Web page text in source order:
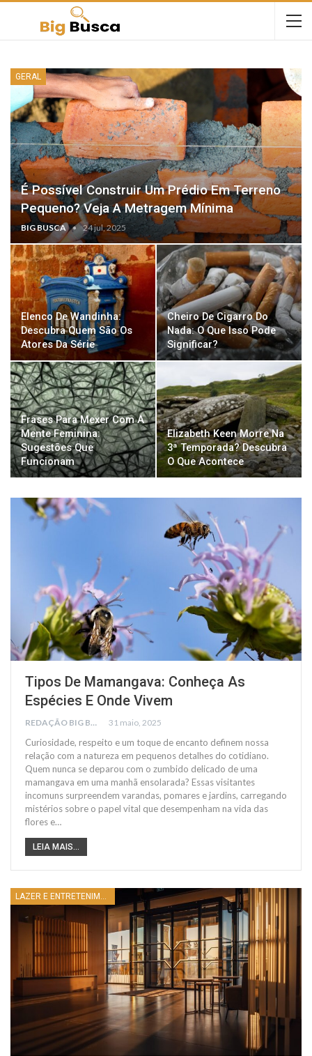
GERAL
É Possível Construir Um Prédio Em Terreno
Pequeno? Veja A Metragem Mínima
BIG BUSCA 24 jul, 2025
Elenco De Wandinha:
Descubra Quem São Os
Atores Da Série
Cheiro De Cigarro Do
Nada: O Que Isso Pode
Significar?
Frases Para Mexer Com A
Mente Feminina:
Sugestões Que
Funcionam
Elizabeth Keen Morre Na
3ª Temporada? Descubra
O Que Acontece
Tipos De Mamangava: Conheça As
Espécies E Onde Vivem
REDAÇÃO BIG BUSCA 31 maio, 2025
Curiosidade, respeito e um toque de encanto definem nossa
relação com a natureza em pequenos detalhes do cotidiano.
Quem nunca se deparou com o zumbido delicado de uma
mamangava em uma manhã ensolarada? Essas visitantes
incomuns surpreendem varandas, pomares e jardins, carregando
mistérios sobre o papel vital que desempenham na vida das
flores e…
LEIA MAIS...